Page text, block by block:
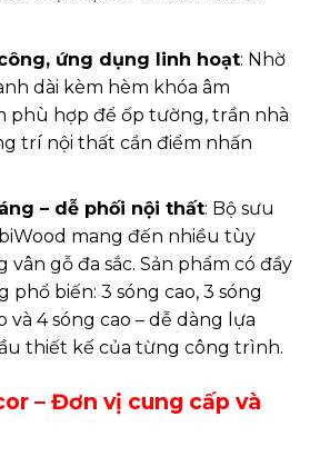
ứng dụng linh hoạt: Nhờ
dài kèm hèm khóa âm
phù hợp để ốp tường, trần nhà
trí nội thất cần điểm nhấn
– dễ phối nội thất: Bộ sưu
mang đến nhiều tùy
vân gỗ đa sắc. Sản phẩm có đầy
phổ biến: 3 sóng cao, 3 sóng
và 4 sóng cao – dễ dàng lựa
thiết kế của từng công trình.
– Đơn vị cung cấp và